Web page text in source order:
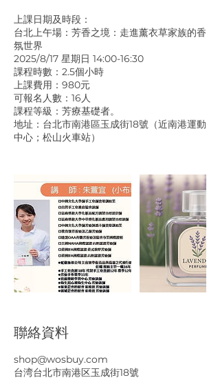
上課日期及時段：
台北上午場：芳香之境：走進薰衣草家族的香
氛世界
2025/8/17 星期日 14:00-16:30
課程時數：2.5個小時
上課費用：980元
可報名人數：16人
課程等級：芳療基礎者。
地址：台北市南港區玉成街18號（近南港運動
中心；松山火車站）
聯絡資料
shop@wosbuy.com
台湾台北市南港区玉成街18號